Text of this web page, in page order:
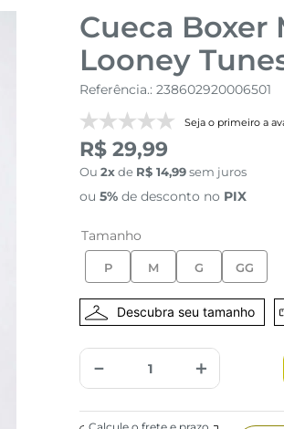
Cueca Boxer
Looney
Referência.: 238602920006501
Seja o primeiro a
R$ 29,99
Ou 2 de R$ 14,99sem juros
ou 5% de desconto no PIX
Tamanho
P M G GG
＋
－